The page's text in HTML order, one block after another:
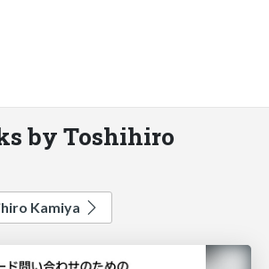
by Toshihiro
Kamiya